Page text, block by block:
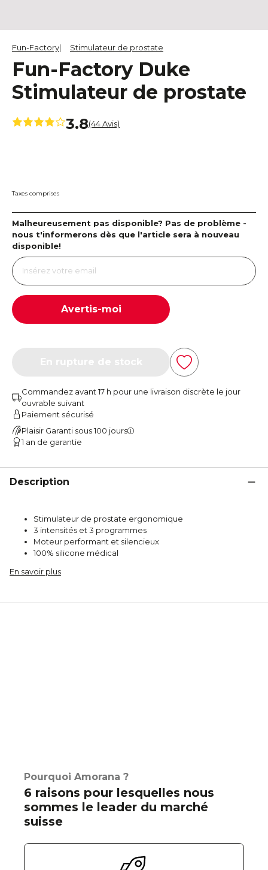
Fun-Factory Stimulateur de prostate
Fun-Factory Duke
Stimulateur de prostate
3.8(44 Avis)
Taxes comprises
Malheureusement pas disponible? Pas de problème -
nous t'informerons dès que l'article sera à nouveau
disponible!
Avertis-moi
Commandez avant 17 h pour une livraison discrète le jour
ouvrable suivant
Paiement sécurisé
Plaisir Garanti sous 100 jours
1 an de garantie
Description
Stimulateur de prostate ergonomique
3 intensités et 3 programmes
Moteur performant et silencieux
100% silicone médical
En savoir plus
Pourquoi Amorana ?
6 raisons pour lesquelles nous
sommes le leader du marché
suisse